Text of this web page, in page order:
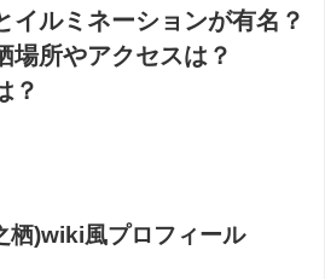
イルミネーションが有名？
場所やアクセスは？
？
栖)wiki風プロフィール